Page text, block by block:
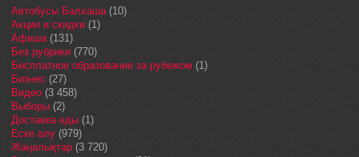
Автобусы Балхаша (10)
Акции и скидки (1)
Афиша (131)
Без рубрики (770)
Бесплатное образование за рубежом (1)
Бизнес (27)
Видео (3 458)
Выборы (2)
Доставка еды (1)
Еске алу (979)
Жаңалықтар (3 720)